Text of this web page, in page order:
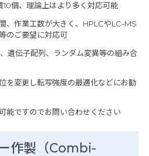
個、理論上はより多く対応可能
、作業工数が大きく、HPLCやLC-MS
のご要望に対応可
遺伝子配列、ランダム変異等の組み合
を変更し転写強度の最適化などにお勧
能ですのでお問い合わせください
作製（Combi-